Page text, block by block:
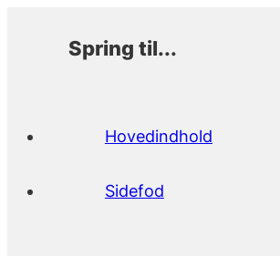
Spring til...
Hovedindhold
Sidefod